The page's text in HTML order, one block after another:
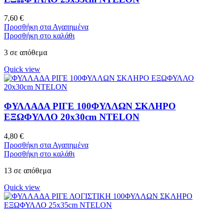
7,60 €
Προσθήκη στα Αγαπημένα
Προσθήκη στο καλάθι
3 σε απόθεμα
Quick view
ΦΥΛΛΑΔΑ ΡΙΓΕ 100ΦΥΛΛΩΝ ΣΚΛΗΡΟ
ΕΞΩΦΥΛΛΟ 20x30cm NTELON
4,80 €
Προσθήκη στα Αγαπημένα
Προσθήκη στο καλάθι
13 σε απόθεμα
Quick view